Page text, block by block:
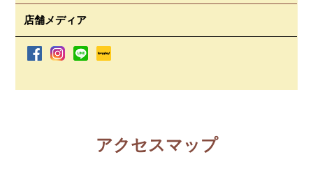
店舗メディア
アクセスマップ